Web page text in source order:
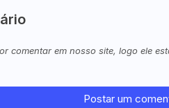
comentar em nosso site, logo ele
Postar um